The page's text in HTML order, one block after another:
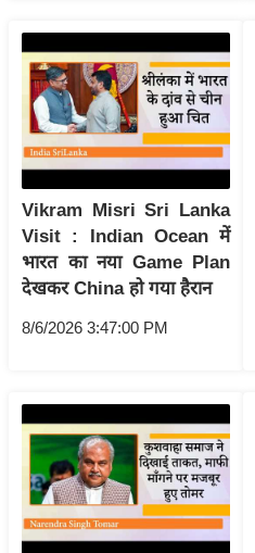
प
र्य
ट
न
स्थ
ल
फि
ट
स
रि
ले
श
न
शि
Vikram Misri Sri Lanka
Visit : Indian Ocean में
भारत का नया Game Plan
देखकर China हो गया हैरान
8/6/2026 3:47:00 PM